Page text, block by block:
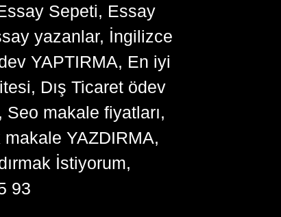
Sepeti, Essay
yazanlar, İngilizce
YAPTIRMA, En iyi
Dış Ticaret ödev
makale fiyatları,
YAZDIRMA,
İstiyorum,
93